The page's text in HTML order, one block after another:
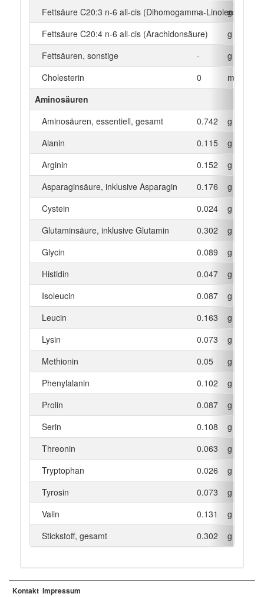
Fettsäure C20:3 n-6 all-cis (Dihomogamma-Linolensäure)
-
g
Fettsäure C20:4 n-6 all-cis (Arachidonsäure)
-
g
Fettsäuren, sonstige
-
g
Cholesterin
0
mg
Aminosäuren
Aminosäuren, essentiell, gesamt
0.742
g
Alanin
0.115
g
Arginin
0.152
g
Asparaginsäure, inklusive Asparagin
0.176
g
Cystein
0.024
g
Glutaminsäure, inklusive Glutamin
0.302
g
Glycin
0.089
g
Histidin
0.047
g
Isoleucin
0.087
g
Leucin
0.163
g
Lysin
0.073
g
Methionin
0.05
g
Phenylalanin
0.102
g
Prolin
0.087
g
Serin
0.108
g
Threonin
0.063
g
Tryptophan
0.026
g
Tyrosin
0.073
g
Valin
0.131
g
Stickstoff, gesamt
0.302 g
Kontakt Impressum